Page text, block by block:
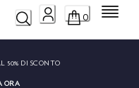
0 Menu
50% DI SCONTO
ORA